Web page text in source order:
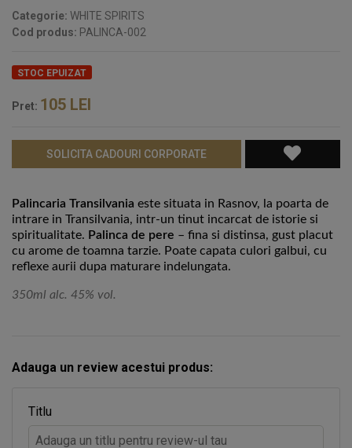
Categorie: WHITE SPIRITS
Cod produs: PALINCA-002
STOC EPUIZAT
Pret: 105 LEI
SOLICITA CADOURI CORPORATE
Palincaria Transilvania este situata in Rasnov, la poarta de
intrare in Transilvania, intr-un tinut incarcat de istorie si
spiritualitate. Palinca de pere – fina si distinsa, gust placut
cu arome de toamna tarzie. Poate capata culori galbui, cu
reflexe aurii dupa maturare indelungata.
350ml alc. 45% vol.
Adauga un review acestui produs:
Titlu